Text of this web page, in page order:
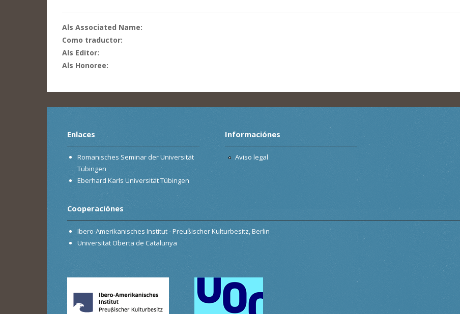
Als Associated Name:
Como traductor:
Als Editor:
Als Honoree:
Enlaces
Romanisches Seminar der Universität
Tübingen
Eberhard Karls Universität Tübingen
Informaciónes
Aviso legal
Cooperaciónes
Ibero-Amerikanisches Institut - Preußischer Kulturbesitz, Berlin
Universitat Oberta de Catalunya